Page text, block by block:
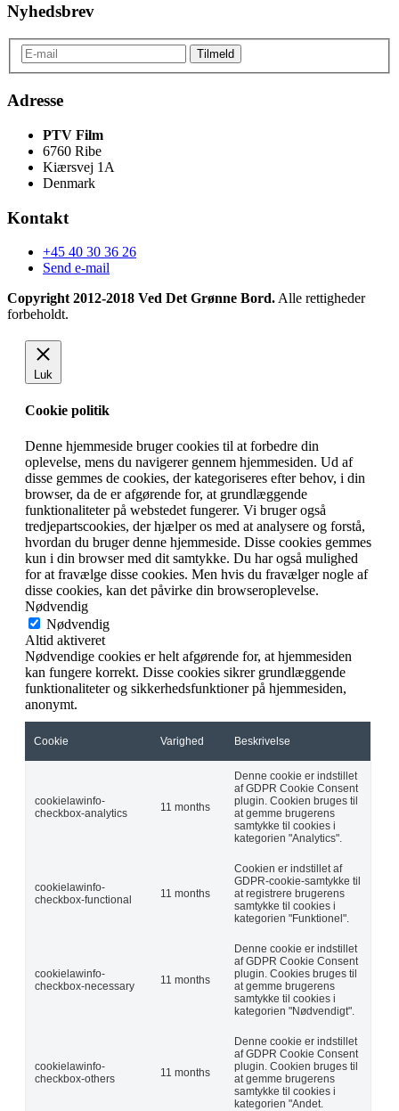
Nyhedsbrev
Adresse
PTV Film
6760 Ribe
Kiærsvej 1A
Denmark
Kontakt
+45 40 30 36 26
Send e-mail
Copyright 2012-2018 Ved Det Grønne Bord. Alle rettigheder
forbeholdt.
Luk
Cookie politik
Denne hjemmeside bruger cookies til at forbedre din
oplevelse, mens du navigerer gennem hjemmesiden. Ud af
disse gemmes de cookies, der kategoriseres efter behov, i din
browser, da de er afgørende for, at grundlæggende
funktionaliteter på webstedet fungerer. Vi bruger også
tredjepartscookies, der hjælper os med at analysere og forstå,
hvordan du bruger denne hjemmeside. Disse cookies gemmes
kun i din browser med dit samtykke. Du har også mulighed
for at fravælge disse cookies. Men hvis du fravælger nogle af
disse cookies, kan det påvirke din browseroplevelse.
Nødvendig
Nødvendig
Altid aktiveret
Nødvendige cookies er helt afgørende for, at hjemmesiden
kan fungere korrekt. Disse cookies sikrer grundlæggende
funktionaliteter og sikkerhedsfunktioner på hjemmesiden,
anonymt.
Cookie Varighed Beskrivelse
cookielawinfo-
checkbox-analytics
11 months
Denne cookie er indstillet
af GDPR Cookie Consent
plugin. Cookien bruges til
at gemme brugerens
samtykke til cookies i
kategorien "Analytics".
cookielawinfo-
checkbox-functional
11 months
Cookien er indstillet af
GDPR-cookie-samtykke til
at registrere brugerens
samtykke til cookies i
kategorien "Funktionel".
cookielawinfo-
checkbox-necessary
11 months
Denne cookie er indstillet
af GDPR Cookie Consent
plugin. Cookies bruges til
at gemme brugerens
samtykke til cookies i
kategorien "Nødvendigt".
cookielawinfo-
checkbox-others
11 months
Denne cookie er indstillet
af GDPR Cookie Consent
plugin. Cookien bruges til
at gemme brugerens
samtykke til cookies i
kategorien "Andet.